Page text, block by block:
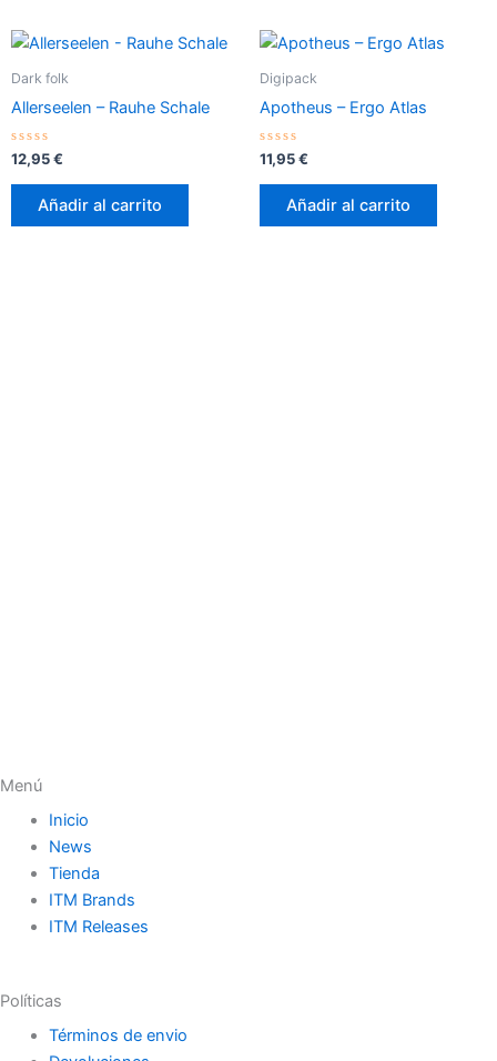
Dark folk
Allerseelen – Rauhe Schale
Valorado
con
0
12,95€
Añadir al carrito
Digipack
Apotheus – Ergo Atlas
Valorado
con
0
11,95€
Añadir al carrito
Menú
Inicio
News
Tienda
ITM Brands
ITM Releases
Políticas
Términos de envio